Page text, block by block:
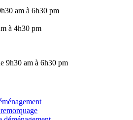
am à 6h30 pm
à 4h30 pm
9h30 am à 6h30 pm